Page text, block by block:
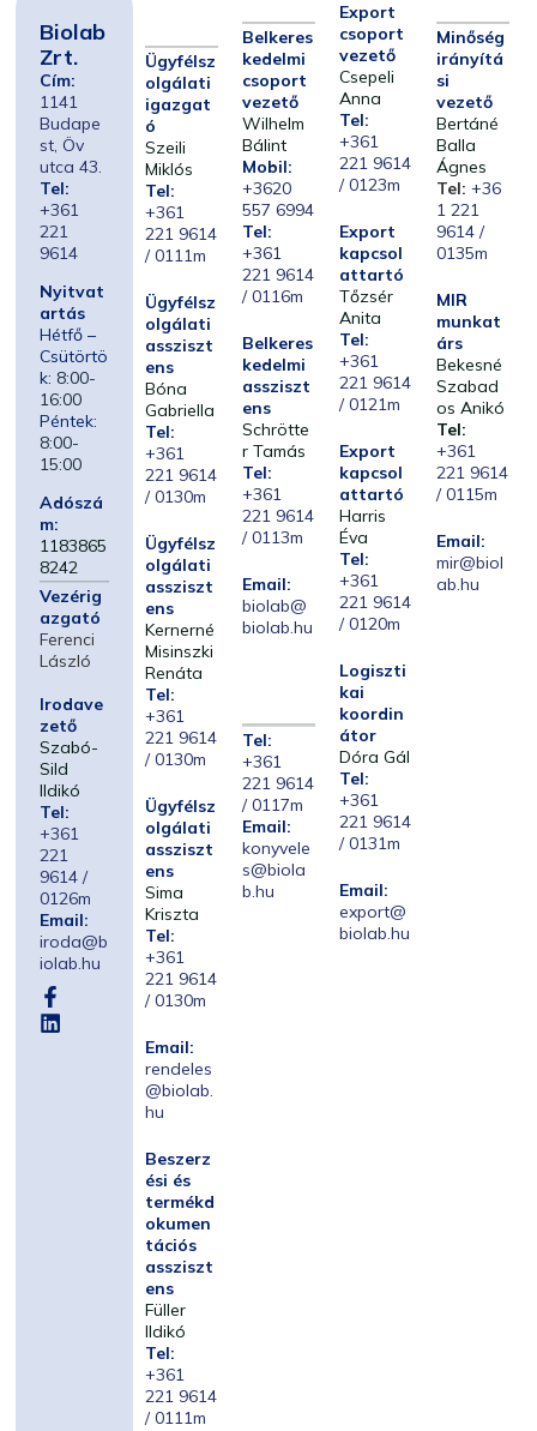
Biolab
Zrt.
Cím:
1141
Budape
st, Öv
utca 43.
Tel:
+361
221
9614
Nyitvat
artás
Hétfő –
Csütörtö
k: 8:00-
16:00
Péntek:
8:00-
15:00
Adószá
m:
1183865
8242
Vezérig
azgató
Ferenci
László
Irodave
zető
Szabó-
Sild
Ildikó
Tel:
+361
221
9614 /
0126m
Email:
iroda@b
iolab.hu
Ügyfélsz
olgálati
igazgat
ó
Szeili
Miklós
Tel:
+361
221 9614
/ 0111m
Ügyfélsz
olgálati
assziszt
ens
Bóna
Gabriella
Tel:
+361
221 9614
/ 0130m
Ügyfélsz
olgálati
assziszt
ens
Kernerné
Misinszki
Renáta
Tel:
+361
221 9614
/ 0130m
Ügyfélsz
olgálati
assziszt
ens
Sima
Kriszta
Tel:
+361
221 9614
/ 0130m
Email:
rendeles
@biolab.
hu
Beszerz
ési és
termékd
okumen
tációs
assziszt
ens
Füller
Ildikó
Tel:
+361
221 9614
/ 0111m
Belkeres
kedelmi
csoport
vezető
Wilhelm
Bálint
Mobil:
+3620
557 6994
Tel:
+361
221 9614
/ 0116m
Belkeres
kedelmi
assziszt
ens
Schrötte
r Tamás
Tel:
+361
221 9614
/ 0113m
Email:
biolab@
biolab.hu
Tel:
+361
221 9614
/ 0117m
Email:
konyvele
s@biola
b.hu
Export
csoport
vezető
Csepeli
Anna
Tel:
+361
221 9614
/ 0123m
Export
kapcsol
attartó
Tőzsér
Anita
Tel:
+361
221 9614
/ 0121m
Export
kapcsol
attartó
Harris
Éva
Tel:
+361
221 9614
/ 0120m
Logiszti
kai
koordin
átor
Dóra Gál
Tel:
+361
221 9614
/ 0131m
Email:
export@
biolab.hu
Minőség
irányítá
si
vezető
Bertáné
Balla
Ágnes
Tel: +36
1 221
9614 /
0135m
MIR
munkat
árs
Bekesné
Szabad
os Anikó
Tel:
+361
221 9614
/ 0115m
Email:
mir@biol
ab.hu